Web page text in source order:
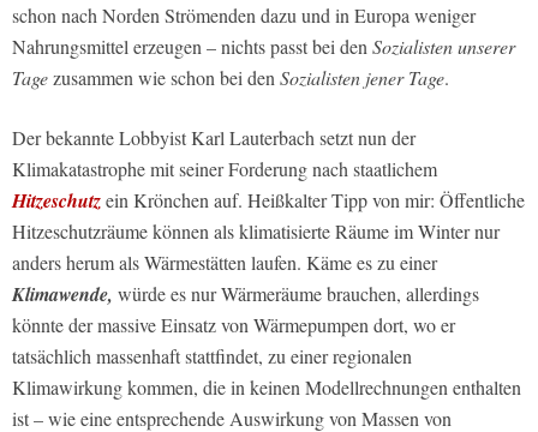
schon nach Norden Strömenden dazu und in Europa weniger
Nahrungsmittel erzeugen – nichts passt bei den Sozialisten unserer
Tagezusammen wie schon bei den Sozialisten jener Tage.
Der bekannte Lobbyist Karl Lauterbach setzt nun der
Klimakatastrophe mit seiner Forderung nach staatlichem
Hitzeschutzein Krönchen auf. Heißkalter Tipp von mir: Öffentliche
Hitzeschutzräume können als klimatisierte Räume im Winter nur
anders herum als Wärmestätten laufen. Käme es zu einer
Klimawende, würde es nur Wärmeräume brauchen, allerdings
könnte der massive Einsatz von Wärmepumpen dort, wo er
tatsächlich massenhaft stattfindet, zu einer regionalen
Klimawirkung kommen, die in keinen Modellrechnungen enthalten
ist – wie eine entsprechende Auswirkung von Massen von